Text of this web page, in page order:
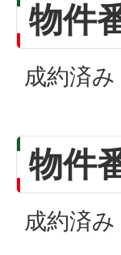
物件
成約済み
物件
成約済み